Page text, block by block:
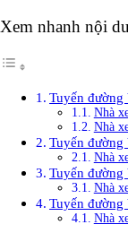
Xem nhanh nội
Tuyến
Nhà
Nhà
Tuyến
Nhà
Tuyến
Nhà
Tuyến đường
Nhà